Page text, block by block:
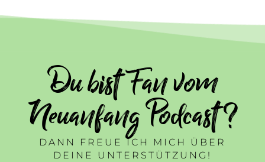
Du bist Fan vom
Neuanfang Podcast ?
DANN FREUE ICH MICH ÜBER
DEINE UNTERSTÜTZUNG!